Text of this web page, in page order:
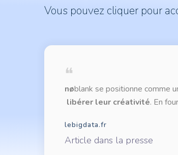
Vous pouvez cliquer pour
❝
nøblank se positionne comme
libérer leur créativité. En
lebigdata.fr
Article dans la presse